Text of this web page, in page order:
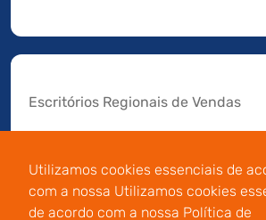
Utilizamos cookies essenciais de
com a nossa Utilizamos cookies
de acordo com a nossa Política de
Escritórios Regionais de Vendas
Av. Manoel da Nóbrega,
Código